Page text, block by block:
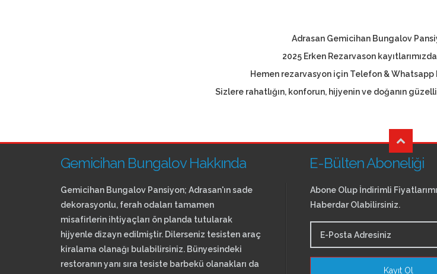
Adrasan Gemicihan Bungalov
2025 Erken Rezarvason
Hemen rezarvasyon için Telefon & Whatsapp
Sizlere rahatlığın, konforun, hijyenin ve doğanın
Gemicihan Bungalov Hakkında
Gemicihan Bungalov Pansiyon; Adrasan'ın sade
dekorasyonlu, ferah odaları tamamen
misafirlerin ihtiyaçları ön planda tutularak
hijyenle dizayn edilmiştir. Dilerseniz tesisten araç
kiralama olanağı bulabilirsiniz. Bünyesindeki
restoranın yanı sıra tesiste barbekü olanakları da
E-Bülten Aboneliği
Abone Olup İndirimli
Haberdar Olabilirsiniz.